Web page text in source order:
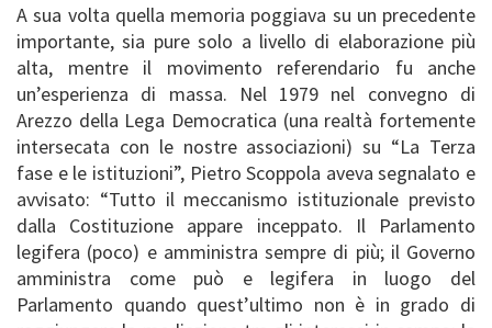
A sua volta quella memoria poggiava su un precedente
importante, sia pure solo a livello di elaborazione più
alta, mentre il movimento referendario fu anche
un’esperienza di massa. Nel 1979 nel convegno di
Arezzo della Lega Democratica (una realtà fortemente
intersecata con le nostre associazioni) su “La Terza
fase e le istituzioni”, Pietro Scoppola aveva segnalato e
avvisato: “Tutto il meccanismo istituzionale previsto
dalla Costituzione appare inceppato. Il Parlamento
legifera (poco) e amministra sempre di più; il Governo
amministra come può e legifera in luogo del
Parlamento quando quest’ultimo non è in grado di